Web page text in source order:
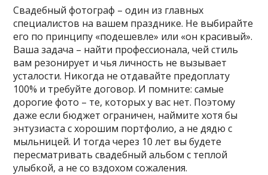
Свадебный фотограф – один из главных
специалистов на вашем празднике. Не выбирайте
его по принципу «подешевле» или «он красивый».
Ваша задача – найти профессионала, чей стиль
вам резонирует и чья личность не вызывает
усталости. Никогда не отдавайте предоплату
100% и требуйте договор. И помните: самые
дорогие фото – те, которых у вас нет. Поэтому
даже если бюджет ограничен, наймите хотя бы
энтузиаста с хорошим портфолио, а не дядю с
мыльницей. И тогда через 10 лет вы будете
пересматривать свадебный альбом с теплой
улыбкой, а не со вздохом сожаления.